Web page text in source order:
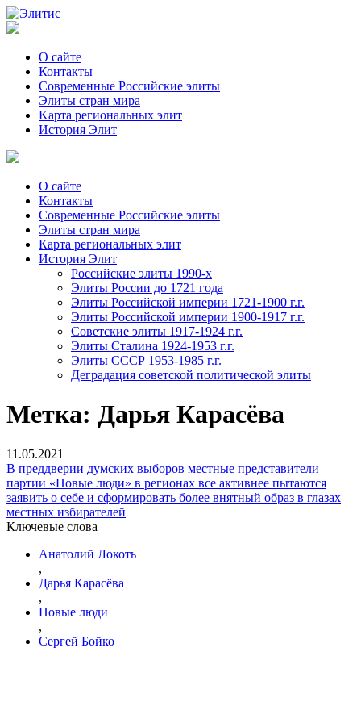
О сайте
Контакты
Современные Российские элиты
Элиты стран мира
Kартa региональных элит
История Элит
О сайте
Контакты
Современные Российские элиты
Элиты стран мира
Картa региональных элит
История Элит
Российские элиты 1990-х
Элиты России до 1721 года
Элиты Российской империи 1721-1900 г.г.
Элиты Российской империи 1900-1917 г.г.
Советские элиты 1917-1924 г.г.
Элиты Сталина 1924-1953 г.г.
Элиты СССР 1953-1985 г.г.
Деградация советской политической элиты
Метка: Дарья Карасёва
11.05.2021
В преддверии думских выборов местные представители
партии «Новые люди» в регионах все активнее пытаются
заявить о себе и сформировать более внятный образ в глазах
местных избирателей
Ключевые слова
Анатолий Локоть
,
Дарья Карасёва
,
Новые люди
,
Сергей Бойко